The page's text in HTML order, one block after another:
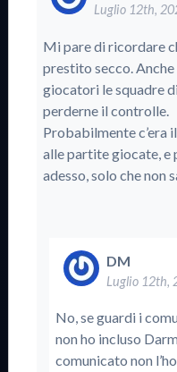
Luglio 12th,
Mi pare di ricordare
prestito secco.
giocatori le squadre
perderne il controlle.
Probabilmente c’era
alle partite giocate, e
adesso, solo che non
DM
Luglio 12th,
No, se guardi i
non ho incluso
comunicato non